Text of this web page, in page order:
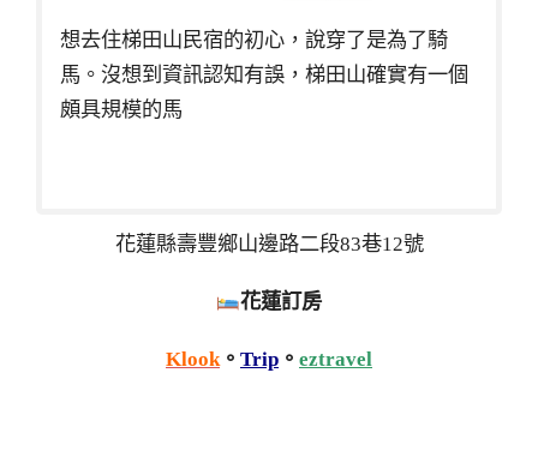
想去住梯田山民宿的初心，說穿了是為了騎
馬。沒想到資訊認知有誤，梯田山確實有一個
頗具規模的馬
花蓮縣壽豐鄉山邊路二段83巷12號
花蓮訂房
Klook。 Trip 。 eztravel